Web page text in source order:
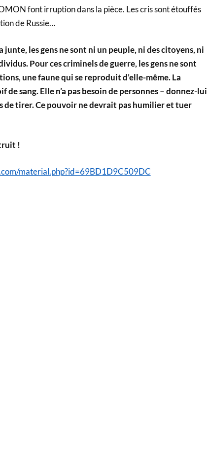
font irruption dans la pièce. Les cris sont étouffés
de Russie…
junte, les gens ne sont ni un peuple, ni des citoyens, ni
Pour ces criminels de guerre, les gens ne sont
une faune qui se reproduit d’elle-même. La
de sang. Elle n’a pas besoin de personnes – donnez-lui
de tirer. Ce pouvoir ne devrait pas humilier et tuer
!
material.php?id=69BD1D9C509DC